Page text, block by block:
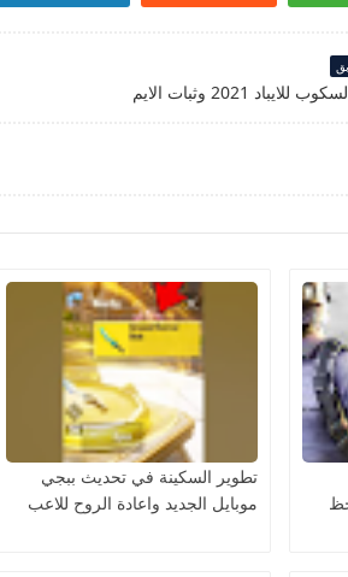
2021 وثبات الايم
تطوير السكينة في تحديث ببجي
موبايل الجديد واعادة الروح للاعب